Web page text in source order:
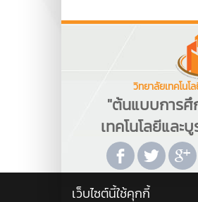
วิทยาลัยเทคโนโ
"ต้นแบบการ
เทคโนโลยีแล
เว็บไซต์นี้ใช้คุกกี้